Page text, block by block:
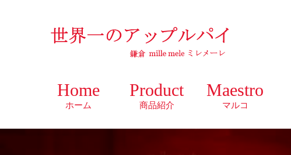
Home
ホーム
Product
商品紹介
Maestro
マルコ